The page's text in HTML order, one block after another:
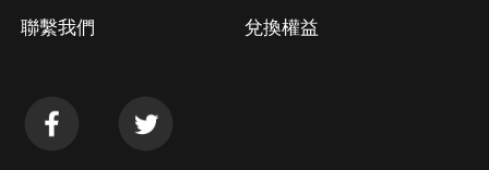
聯繫我們 兌換權益